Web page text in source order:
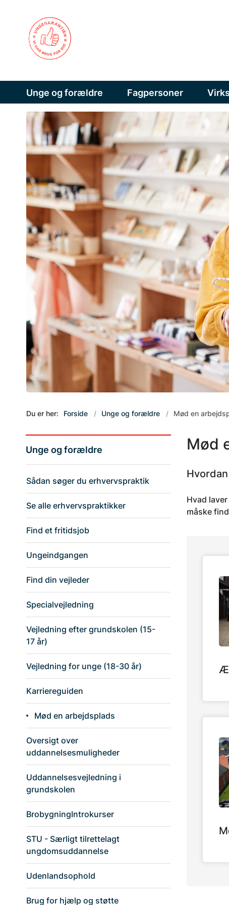
Unge og forældre Fagpersoner
Du er her: Forside Unge og forældre Mød en
Unge og forældre
Sådan søger du erhvervspraktik
Se alle erhvervspraktikker
Find et fritidsjob
Ungeindgangen
Find din vejleder
Specialvejledning
Vejledning efter grundskolen (15-
17 år)
Vejledning for unge (18-30 år)
Karriereguiden
Mød en arbejdsplads
Oversigt over
uddannelsesmuligheder
Uddannelsesvejledning i
grundskolen
BrobygningIntrokurser
STU - Særligt tilrettelagt
ungdomsuddannelse
Udenlandsophold
Brug for hjælp og støtte
Mød
Hvad
måske